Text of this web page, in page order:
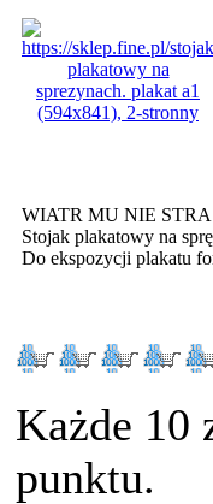
WIATR MU NIE
Stojak plakatowy na
Do ekspozycji plakatu
Każde 10
punktu.